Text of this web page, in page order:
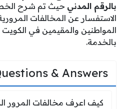
بالرقم المدني حيث تم شرح
الاستفسار عن المخالفات
المواطنين والمقيمين في
بالخدمة.
& Answers
كيف اعرف مخالفات
كيف اعرف مخالفات المرور